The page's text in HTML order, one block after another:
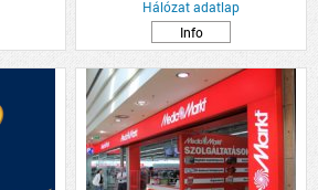
Hálózat adatlap
Info